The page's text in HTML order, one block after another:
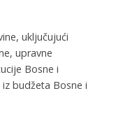
uključujući
upravne
Bosne i
budžeta Bosne i